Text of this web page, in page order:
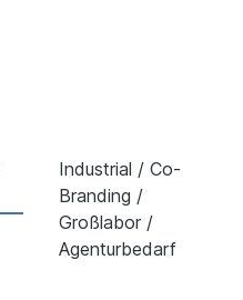
Industrial / Co-
Branding /
Großlabor /
Agenturbedarf